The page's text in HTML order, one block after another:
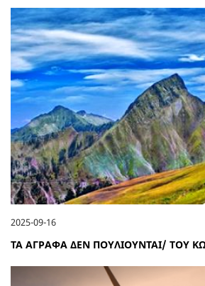
2025-09-16
ΤΑ ΑΓΡΑΦΑ ΔΕΝ ΠΟΥΛΙΟΥΝΤΑΙ/ ΤΟΥ